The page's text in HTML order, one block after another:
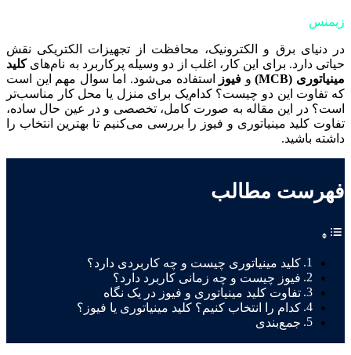
زیمنس
در دنیای برق و الکترونیک، محافظت از تجهیزات الکتریکی نقش
حیاتی دارد. برای این کار، اغلب از دو وسیله پرکاربرد به نام‌هایکلید
مینیاتوری (MCB)
و فیوز
استفاده می‌شود. اما سوال مهم این است
که تفاوت این دو چیست؟ کدام‌یک برای منزل یا محل کار مناسب‌تر
است؟ در این مقاله به صورت کامل، تخصصی و در عین حال ساده،
تفاوت کلید مینیاتوری و فیوز را بررسی می‌کنیم تا بهترین انتخاب را
داشته باشید.
فهرست مطالب
کلید مینیاتوری چیست و چه کاربردی دارد؟
فیوز چیست و چه زمانی کاربرد دارد؟
تفاوت کلید مینیاتوری و فیوز در یک نگاه
کدام را انتخاب کنیم؟ کلید مینیاتوری یا فیوز؟
جمع‌بندی